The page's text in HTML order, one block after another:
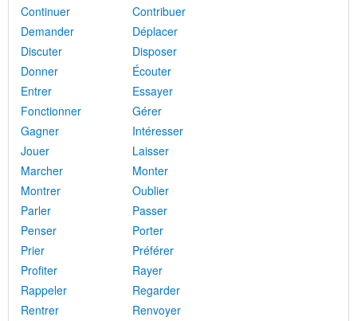
Continuer
Contribuer
Demander
Déplacer
Discuter
Disposer
Donner
Écouter
Entrer
Essayer
Fonctionner
Gérer
Gagner
Intéresser
Jouer
Laisser
Marcher
Monter
Montrer
Oublier
Parler
Passer
Penser
Porter
Prier
Préférer
Profiter
Rayer
Rappeler
Regarder
Rentrer
Renvoyer